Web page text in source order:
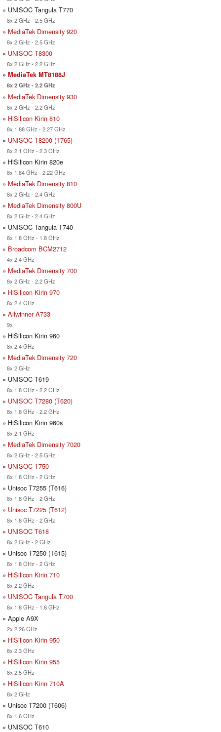
» UNISOC Tangula T770
8x 2 GHz - 2.5 GHz
» MediaTek Dimensity 920
8x 2 GHz - 2.5 GHz
» UNISOC T8300
8x 2 GHz - 2.2 GHz
» MediaTek MT8188J
8x 2 GHz - 2.2 GHz
» MediaTek Dimensity 930
8x 2 GHz - 2.2 GHz
» HiSilicon Kirin 810
8x 1.88 GHz - 2.27 GHz
» UNISOC T8200 (T765)
8x 2.1 GHz - 2.3 GHz
» HiSilicon Kirin 820e
8x 1.84 GHz - 2.22 GHz
» MediaTek Dimensity 810
8x 2 GHz - 2.4 GHz
» MediaTek Dimensity 800U
8x 2 GHz - 2.4 GHz
» UNISOC Tangula T740
8x 1.8 GHz - 1.8 GHz
» Broadcom BCM2712
4x 2.4 GHz
» MediaTek Dimensity 700
8x 2 GHz - 2.2 GHz
» HiSilicon Kirin 970
8x 2.4 GHz
» Allwinner A733
9x
» HiSilicon Kirin 960
8x 2.4 GHz
» MediaTek Dimensity 720
8x 2 GHz
» UNISOC T619
8x 1.8 GHz - 2.2 GHz
» UNISOC T7280 (T620)
8x 1.8 GHz - 2.2 GHz
» HiSilicon Kirin 960s
8x 2.1 GHz
» MediaTek Dimensity 7020
8x 2 GHz - 2.5 GHz
» UNISOC T750
8x 1.8 GHz - 2 GHz
» Unisoc T7255 (T616)
8x 1.8 GHz - 2 GHz
» Unisoc T7225 (T612)
8x 1.8 GHz - 2 GHz
» UNISOC T618
8x 2 GHz - 2 GHz
» Unisoc T7250 (T615)
8x 1.8 GHz - 2 GHz
» HiSilicon Kirin 710
8x 2.2 GHz
» UNISOC Tangula T700
8x 1.8 GHz - 1.8 GHz
» Apple A9X
2x 2.26 GHz
» HiSilicon Kirin 950
8x 2.3 GHz
» HiSilicon Kirin 955
8x 2.5 GHz
» HiSilicon Kirin 710A
8x 2 GHz
» Unisoc T7200 (T606)
8x 1.6 GHz
» UNISOC T610